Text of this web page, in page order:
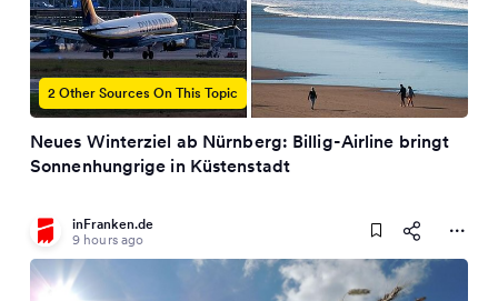
2 Other Sources On This Topic
Neues Winterziel ab Nürnberg: Billig-Airline bringt
Sonnenhungrige in Küstenstadt
inFranken.de
9 hours ago